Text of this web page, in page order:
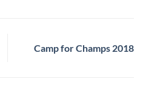
Camp for Champs 2018